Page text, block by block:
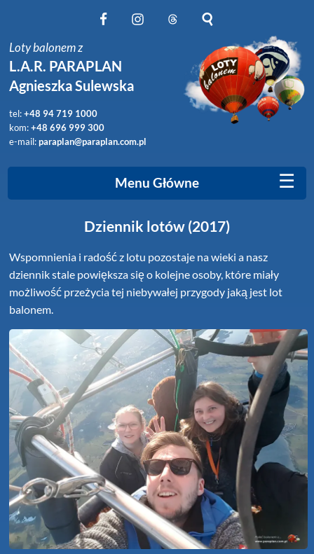
Obserwuj nas na Instagram
Obserwuj nas na Threads
Szukaj na stronie
Loty balonem z
L.A.R. PARAPLAN
Agnieszka Sulewska
tel:+48 94 719 1000
kom:+48 696 999 300
e-mail:paraplan@paraplan.com.pl
Menu Główne ☰
Dziennik lotów (2017)
Wspomnienia i radość z lotu pozostaje na wieki a nasz
dziennik stale powiększa się o kolejne osoby, które miały
możliwość przeżycia tej niebywałej przygody jaką jest lot
balonem.